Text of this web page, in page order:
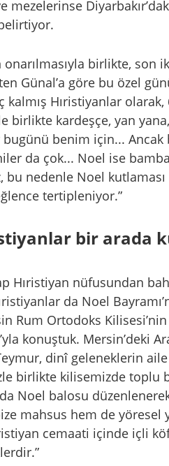
mezelerinse
birlikte, son
Günal’a göre bu özel
kalmış Hıristiyanlar
birlikte kardeşçe, yan
bugünü benim için...
da çok... Noel ise
bu nedenle Noel
tertipleniyor.”
bir arada
Hıristiyan nüfusundan
da Noel
Rum Ortodoks
konuştuk. Mersin’deki
dinî geleneklerin
birlikte kilisemizde toplu
Noel balosu
mahsus hem de
cemaati içinde içli